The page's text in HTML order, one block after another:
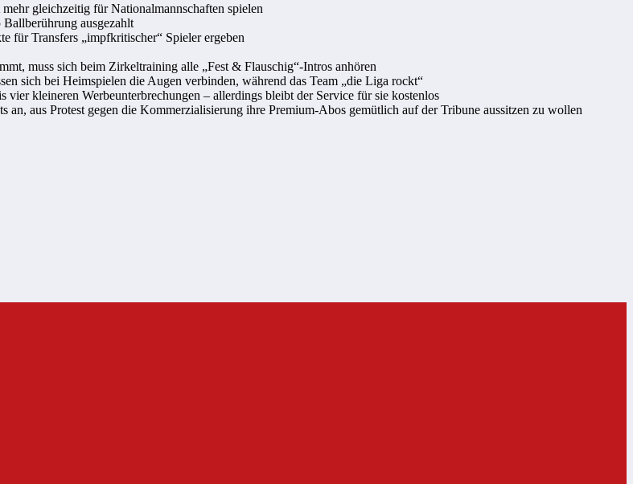
gleichzeitig für Nationalmannschaften spielen
ausgezahlt
für Transfers „impfkritischer“ Spieler ergeben
muss sich beim Zirkeltraining alle „Fest & Flauschig“-Intros anhören
sich bei Heimspielen die Augen verbinden, während das Team „die Liga rockt“
kleineren Werbeunterbrechungen – allerdings bleibt der Service für sie kostenlos
aus Protest gegen die Kommerzialisierung ihre Premium-Abos gemütlich auf der Tribune aussitzen zu wollen